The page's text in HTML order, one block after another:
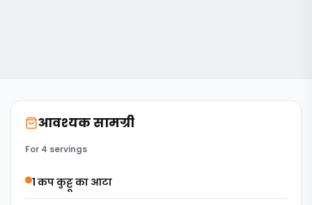
आवश्यक सामग्री
For 4 servings
1 कप कुट्टू का आटा